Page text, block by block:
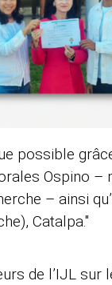
possible
Ospino –
– ainsi
Catalpa."
de l’IJL sur